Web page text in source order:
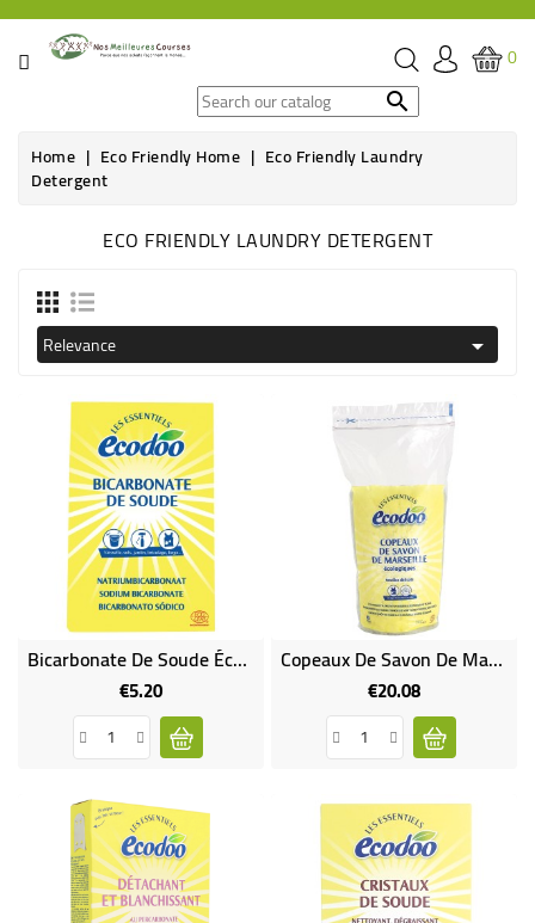
CATEGORY
GROCERY
BEVERAGES
HYGIENE
ORGANIC
HEALTH
WELFARE
ENTERTAINMENT
0

Home Eco Friendly Home Eco Friendly Laundry
Detergent
ECO FRIENDLY LAUNDRY DETERGENT
Relevance 
Bicarbonate De Soude Écologique
€5.20Price
Copeaux De Savon De Marseille Pour Un Lavage À La Main Écologique
€20.08Price